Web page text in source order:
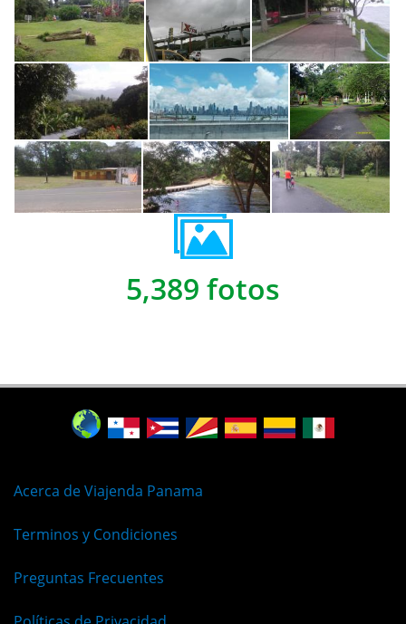
5,389 fotos
Acerca de Viajenda Panama
Terminos y Condiciones
Preguntas Frecuentes